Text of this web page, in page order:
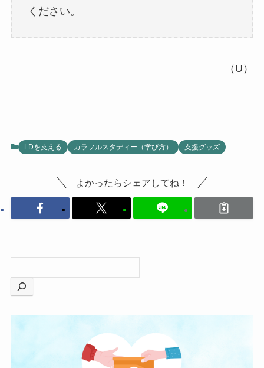
ください。
（U）
LDを支える カラフルスタディー（学び方） 支援グッズ
よかったらシェアしてね！